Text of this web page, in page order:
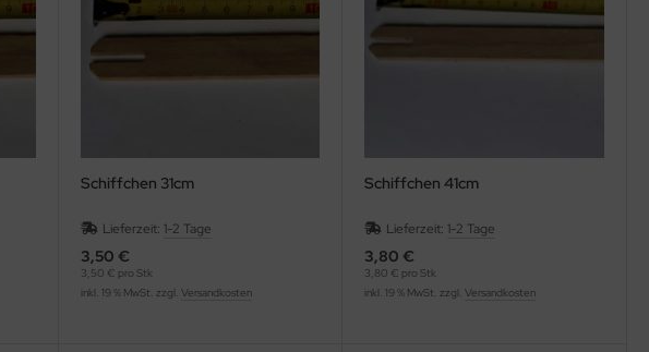
Schiffchen 31cm
Lieferzeit: 1-2 Tage
3,50 €
3,50 € pro Stk
inkl. 19 % MwSt. zzgl. Versandkosten
Schiffchen 41cm
Lieferzeit:1-2 Tage
3,80 €
3,80 € pro Stk
inkl. 19 % MwSt. zzgl.Versandkosten